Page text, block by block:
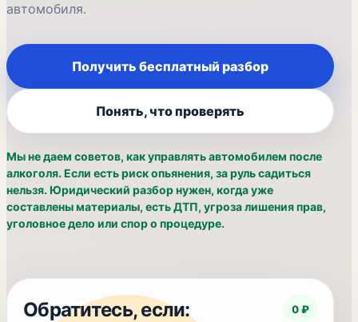
автомобиля.
Получить бесплатный разбор
Понять, что проверять
Мы не даем советов, как управлять автомобилем после
алкоголя. Если есть риск опьянения, за руль садиться
нельзя. Юридический разбор нужен, когда уже
составлены материалы, есть ДТП, угроза лишения прав,
уголовное дело или спор о процедуре.
Обратитесь, если: 0 ₽